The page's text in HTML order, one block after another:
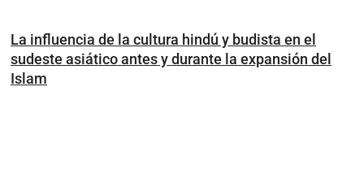
La influencia de la cultura hindú y budista en el
sudeste asiático antes y durante la expansión del
Islam